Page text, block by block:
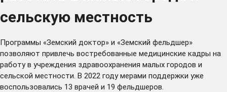
сельскую местность
Программы «Земский доктор» и «Земский фельдшер»
позволяют привлечь востребованные медицинские кадры на
работу в учреждения здравоохранения малых городов и
сельской местности. В 2022 году мерами поддержки уже
воспользовались 13 врачей и 19 фельдшеров.